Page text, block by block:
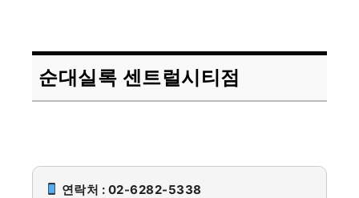
순대실록 센트럴시티점
연락처 : 02-6282-5338